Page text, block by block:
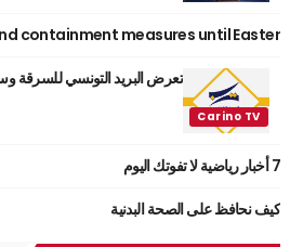
containment measures until Easter
تعرض البريد التونسي للسرقة
7 أخبار رياضية لا تفوتك اليوم
كيف نحافظ على الصحة البدنية